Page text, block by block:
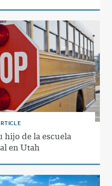
hijo de la escuela
en Utah